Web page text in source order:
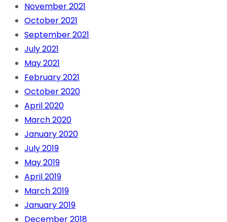
November 2021
October 2021
September 2021
July 2021
May 2021
February 2021
October 2020
April 2020
March 2020
January 2020
July 2019
May 2019
April 2019
March 2019
January 2019
December 2018